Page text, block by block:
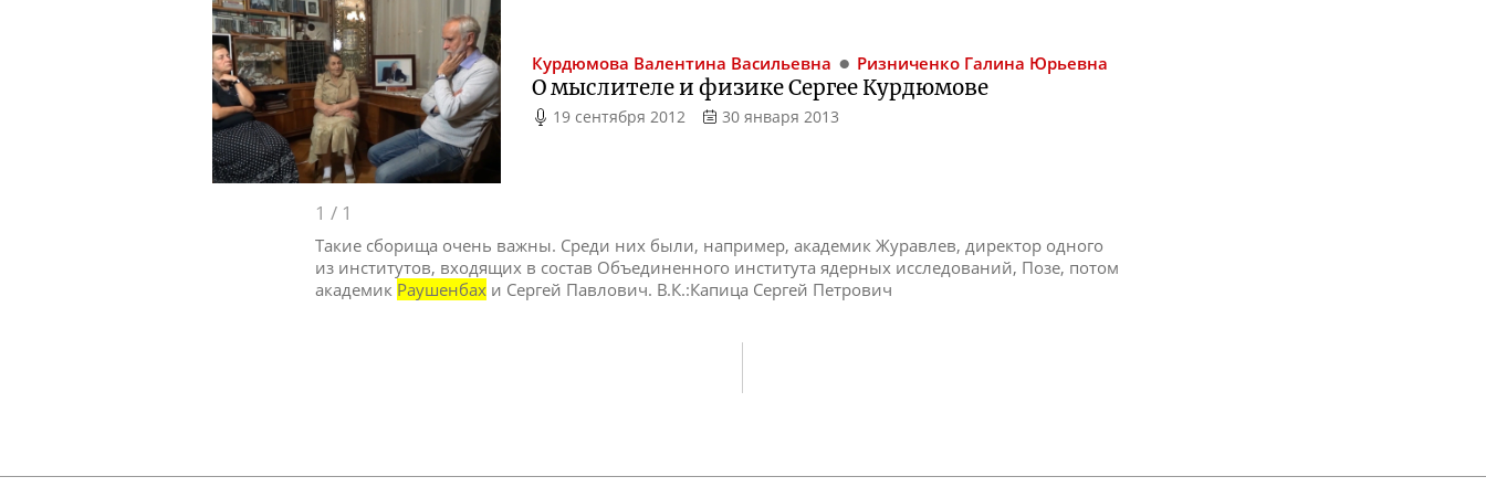
Курдюмова Валентина Васильевна Ризниченко Галина Юрьевна
О мыслителе и физике Сергее Курдюмове
19 сентября 2012 30 января 2013
1 / 1
Такие сборища очень важны. Среди них были, например, академик Журавлев, директор одного
из институтов, входящих в состав Объединенного института ядерных исследований, Позе, потом
академик Раушенбах и Сергей Павлович. В.К.:Капица Сергей Петрович